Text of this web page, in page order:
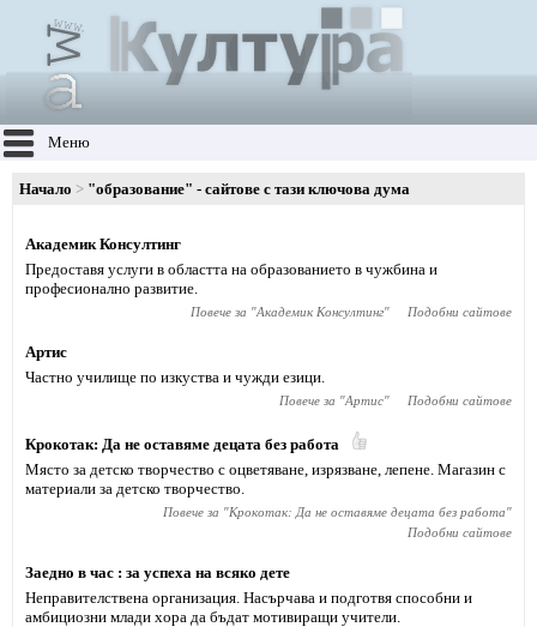
Меню
Начало "образование" - сайтове с тази ключова дума
Академик Консултинг
Предоставя услуги в областта на образованието в чужбина и
професионално развитие.
Повече за "Академик Консултинг" Подобни сайтове
Артис
Частно училище по изкуства и чужди езици.
Повече за "Артис" Подобни сайтове
Крокотак: Да не оставяме децата без работа
Място за детско творчество с оцветяване, изрязване, лепене. Магазин с
материали за детско творчество.
Повече за "Крокотак: Да не оставяме децата без работа"
Подобни сайтове
Заедно в час : за успеха на всяко дете
Неправителствена организация. Насърчава и подготвя способни и
амбициозни млади хора да бъдат мотивиращи учители.